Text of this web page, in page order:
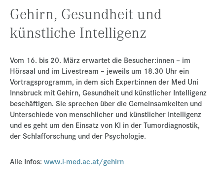
Internationales
Events
Jobs
Kontakt
Datenschutz
Service-Links
Gehirn, Gesundheit und
künstliche Intelligenz
Vom 16. bis 20. März erwartet die Besucher:innen – im
Hörsaal und im Livestream – jeweils um 18.30 Uhr ein
Vortragsprogramm, in dem sich Expert:innen der Med Uni
Innsbruck mit Gehirn, Gesundheit und künstlicher Intelligenz
beschäftigen. Sie sprechen über die Gemeinsamkeiten und
Unterschiede von menschlicher und künstlicher Intelligenz
und es geht um den Einsatz von KI in der Tumordiagnostik,
der Schlafforschung und der Psychologie.
Alle Infos: www.i-med.ac.at/gehirn